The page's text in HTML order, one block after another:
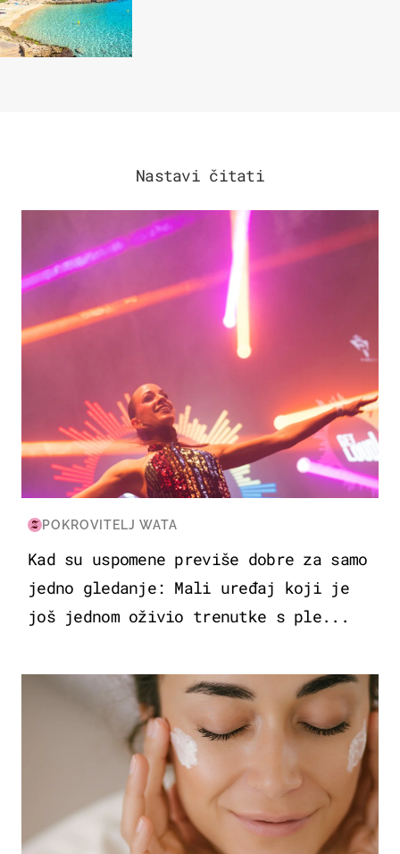
Nastavi čitati
KULTURA & ZABAVA
POKROVITELJ WATA
Kad su uspomene previše dobre za samo
jedno gledanje: Mali uređaj koji je
još jednom oživio trenutke s ple...
MODA & LJEPOTA